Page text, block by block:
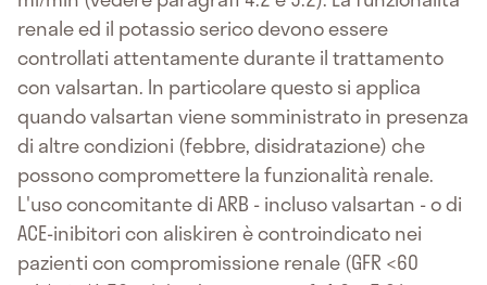
renale ed il potassio serico devono essere
controllati attentamente durante il trattamento
con valsartan. In particolare questo si applica
quando valsartan viene somministrato in presenza
di altre condizioni (febbre, disidratazione) che
possono compromettere la funzionalità renale.
L'uso concomitante di ARB - incluso valsartan - o di
ACE-inibitori con aliskiren è controindicato nei
pazienti con compromissione renale (GFR <60